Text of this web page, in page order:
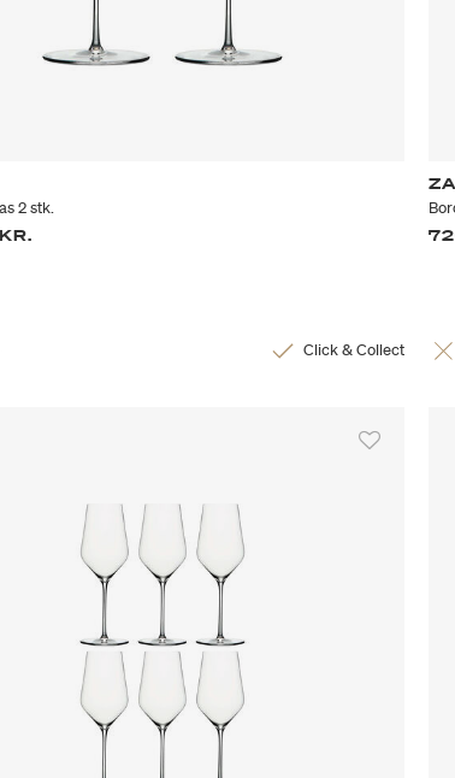
2 stk.
Click & Collect